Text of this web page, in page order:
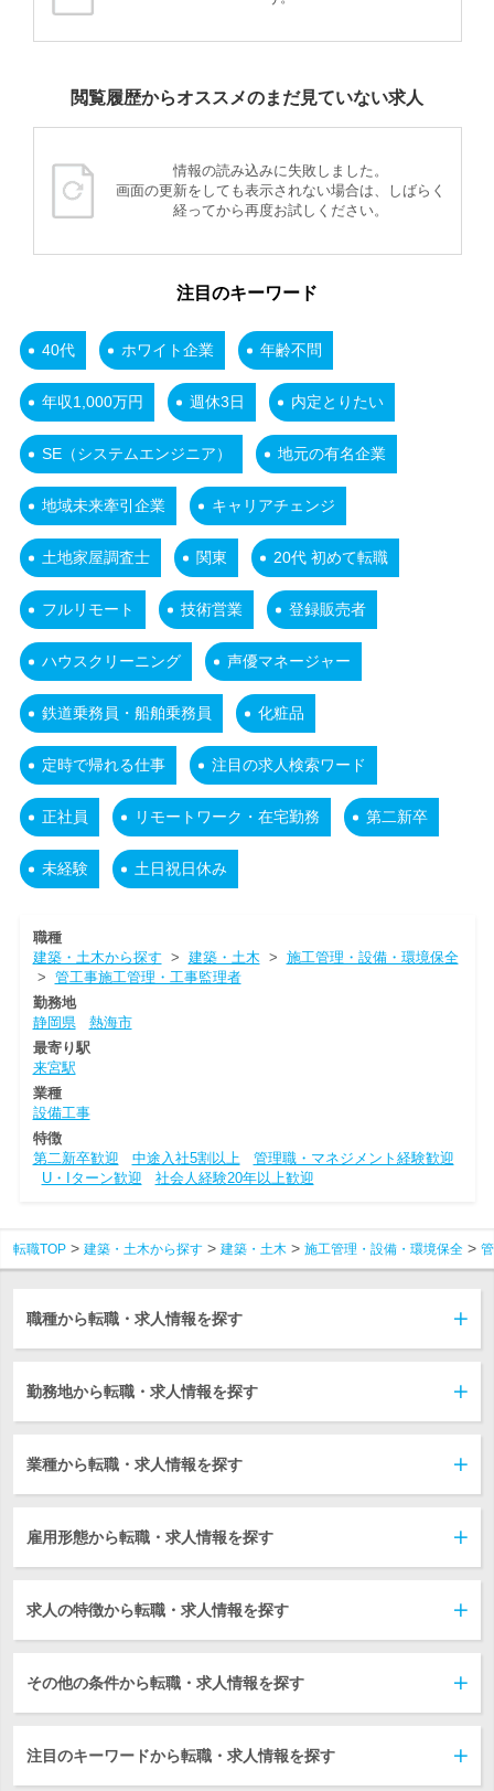
閲覧履歴からオススメのまだ見ていない求人
情報の読み込みに失敗しました。
画面の更新をしても表示されない場合は、しばらく
経ってから再度お試しください。
注目のキーワード
40代 ホワイト企業 年齢不問
年収1,000万円 週休3日 内定とりたい
SE（システムエンジニア） 地元の有名企業
地域未来牽引企業 キャリアチェンジ
土地家屋調査士 関東 20代 初めて転職
フルリモート 技術営業 登録販売者
ハウスクリーニング 声優マネージャー
鉄道乗務員・船舶乗務員 化粧品
定時で帰れる仕事 注目の求人検索ワード
正社員 リモートワーク・在宅勤務 第二新卒
未経験 土日祝日休み
職種
建築・土木から探す > 建築・土木 > 施工管理・設備・環境保全
> 管工事施工管理・工事監理者
勤務地
静岡県
熱海市
最寄り駅
来宮駅
業種
設備工事
特徴
第二新卒歓迎
中途入社5割以上
管理職・マネジメント経験歓迎
U・Iターン歓迎
社会人経験20年以上歓迎
転職TOP 建築・土木から探す 建築・土木 施工管理・設備・環境保全
職種から転職・求人情報を探す
勤務地から転職・求人情報を探す
業種から転職・求人情報を探す
雇用形態から転職・求人情報を探す
求人の特徴から転職・求人情報を探す
その他の条件から転職・求人情報を探す
注目のキーワードから転職・求人情報を探す